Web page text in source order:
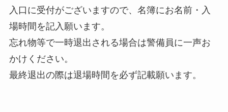
入口に受付がございますので、名簿にお名前・入
場時間を記入願います。
忘れ物等で一時退出される場合は警備員に一声お
かけください。
最終退出の際は退場時間を必ず記載願います。